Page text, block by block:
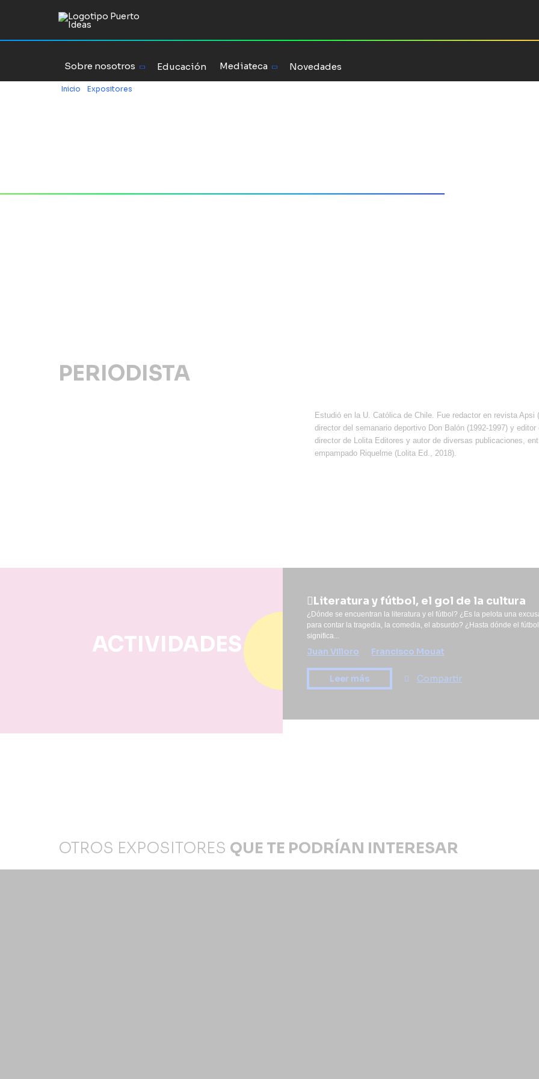
Sobre nosotros Educación Mediateca Novedades
Inicio Expositores
PERIODISTA
Estudió en la U. Católica de Chile. Fue redactor en revista
director del semanario deportivo Don Balón (1992-1997) y
director de Lolita Editores y autor de diversas publicaciones,
empampado Riquelme (Lolita Ed., 2018).
ACTIVIDADES
Literatura y fútbol, el gol de la cultura
¿Dónde se encuentran la literatura y el fútbol? ¿Es la pelota una
para contar la tragedia, la comedia, el absurdo? ¿Hasta dónde el fútbol
significa...
Juan Villoro Francisco Mouat
Leer más Compartir
OTROS EXPOSITORES QUE TE PODRÍAN INTERESAR